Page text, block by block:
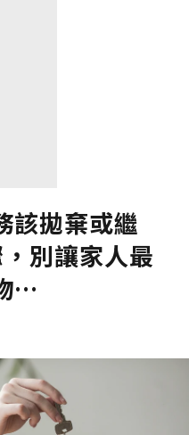
該拋棄或繼
別讓家人最
…